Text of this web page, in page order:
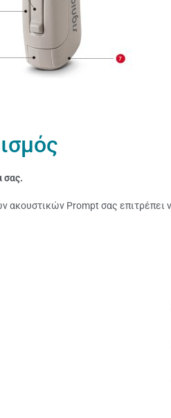
σας.
ακουστικών Prompt σας επιτρέπει